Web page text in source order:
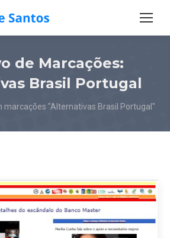
de Marcações:
Brasil Portugal
marcações "Alternativas Brasil Portugal"